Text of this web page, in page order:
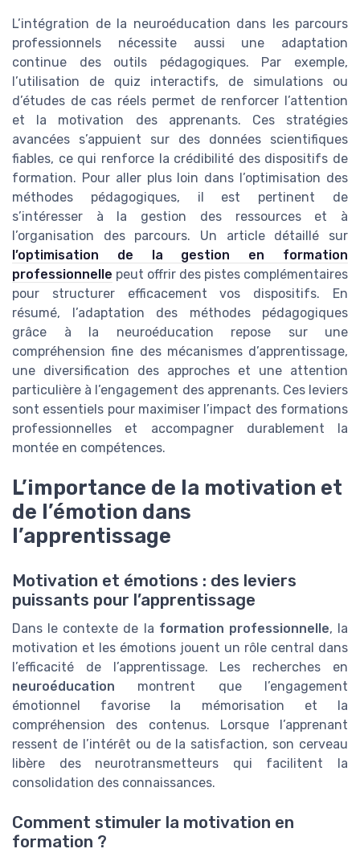
L’intégration de la neuroéducation dans les parcours
professionnels nécessite aussi une adaptation
continue des outils pédagogiques. Par exemple,
l’utilisation de quiz interactifs, de simulations ou
d’études de cas réels permet de renforcer l’attention
et la motivation des apprenants. Ces stratégies
avancées s’appuient sur des données scientifiques
fiables, ce qui renforce la crédibilité des dispositifs de
formation. Pour aller plus loin dans l’optimisation des
méthodes pédagogiques, il est pertinent de
s’intéresser à la gestion des ressources et à
l’organisation des parcours. Un article détaillé sur
l’optimisation de la gestion en formation
professionnelle peut offrir des pistes complémentaires
pour structurer efficacement vos dispositifs. En
résumé, l’adaptation des méthodes pédagogiques
grâce à la neuroéducation repose sur une
compréhension fine des mécanismes d’apprentissage,
une diversification des approches et une attention
particulière à l’engagement des apprenants. Ces leviers
sont essentiels pour maximiser l’impact des formations
professionnelles et accompagner durablement la
montée en compétences.
L’importance de la motivation et
de l’émotion dans
l’apprentissage
Motivation et émotions : des leviers
puissants pour l’apprentissage
Dans le contexte de la formation professionnelle, la
motivation et les émotions jouent un rôle central dans
l’efficacité de l’apprentissage. Les recherches en
neuroéducation montrent que l’engagement
émotionnel favorise la mémorisation et la
compréhension des contenus. Lorsque l’apprenant
ressent de l’intérêt ou de la satisfaction, son cerveau
libère des neurotransmetteurs qui facilitent la
consolidation des connaissances.
Comment stimuler la motivation en
formation ?